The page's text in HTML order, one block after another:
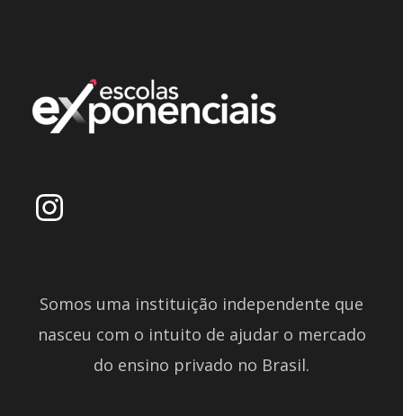
Somos uma instituição independente que
nasceu com o intuito de ajudar o mercado
do ensino privado no Brasil.